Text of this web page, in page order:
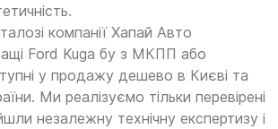
компанії Хапай Авто
Ford Kuga бу з МКПП або
у продажу дешево в Києві та
Ми реалізуємо тільки перевірені
незалежну технічну експертизу і